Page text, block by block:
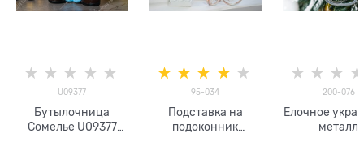
U09377
Бутылочница
Сомелье U09377
95-034
Подставка на
подоконник
200-076
Елочное
металл